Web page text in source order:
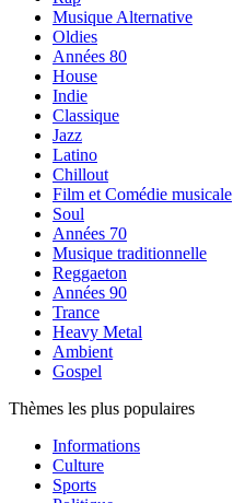
Musique Alternative
Oldies
Années 80
House
Indie
Classique
Jazz
Latino
Chillout
Film et Comédie musicale
Soul
Années 70
Musique traditionnelle
Reggaeton
Années 90
Trance
Heavy Metal
Ambient
Gospel
Thèmes les plus populaires
Informations
Culture
Sports